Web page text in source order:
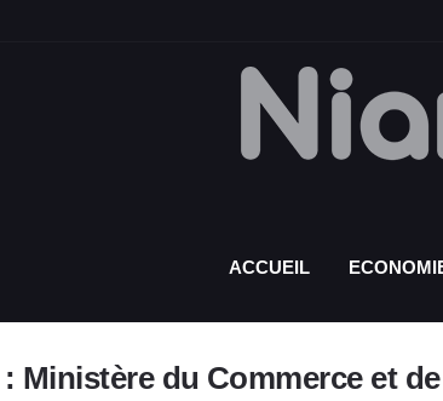
ACCUEIL
Ministère du Commerce et